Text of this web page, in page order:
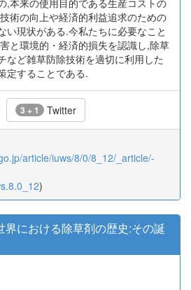
,本来の使用目的である生産コストの
術の向上や経済的利益追求のための
い現状がある.今私たちに必要なこと
と環境的・経済的損失を認識し,除草
など雑草防除技術を適切に利用した
定することである.
3 + 1 Twitter
article/iuws/8/0/8_12/_article/-
)
界における除草剤の歴史:その誕